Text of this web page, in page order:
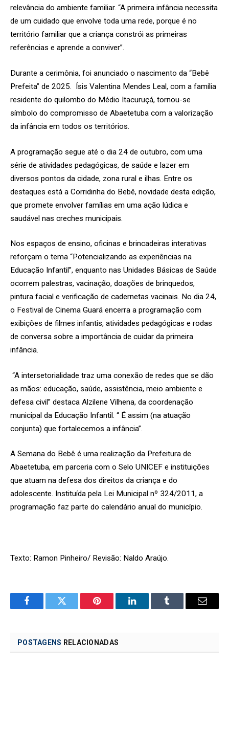
relevância do ambiente familiar. “A primeira infância necessita
de um cuidado que envolve toda uma rede, porque é no
território familiar que a criança constrói as primeiras
referências e aprende a conviver”.
Durante a cerimônia, foi anunciado o nascimento da “Bebê
Prefeita” de 2025. Ísis Valentina Mendes Leal, com a família
residente do quilombo do Médio Itacuruçá, tornou-se
símbolo do compromisso de Abaetetuba com a valorização
da infância em todos os territórios.
A programação segue até o dia 24 de outubro, com uma
série de atividades pedagógicas, de saúde e lazer em
diversos pontos da cidade, zona rural e ilhas. Entre os
destaques está a Corridinha do Bebê, novidade desta edição,
que promete envolver famílias em uma ação lúdica e
saudável nas creches municipais.
Nos espaços de ensino, oficinas e brincadeiras interativas
reforçam o tema “Potencializando as experiências na
Educação Infantil”, enquanto nas Unidades Básicas de Saúde
ocorrem palestras, vacinação, doações de brinquedos,
pintura facial e verificação de cadernetas vacinais. No dia 24,
o Festival de Cinema Guará encerra a programação com
exibições de filmes infantis, atividades pedagógicas e rodas
de conversa sobre a importância de cuidar da primeira
infância.
“A intersetorialidade traz uma conexão de redes que se dão
as mãos: educação, saúde, assistência, meio ambiente e
defesa civil” destaca Alzilene Vilhena, da coordenação
municipal da Educação Infantil. “ É assim (na atuação
conjunta) que fortalecemos a infância”.
A Semana do Bebê é uma realização da Prefeitura de
Abaetetuba, em parceria com o Selo UNICEF e instituições
que atuam na defesa dos direitos da criança e do
adolescente. Instituída pela Lei Municipal nº 324/2011, a
programação faz parte do calendário anual do município.
Texto: Ramon Pinheiro/ Revisão: Naldo Araújo.
FacebookTwitter Pinterest LinkedInTumblr Email
POSTAGENS RELACIONADAS